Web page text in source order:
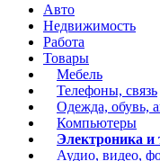
Авто
Недвижимость
Работа
Товары
Мебель
Телефоны, связь
Одежда, обувь,
Компьютеры
Электроника и
Аудио, видео,